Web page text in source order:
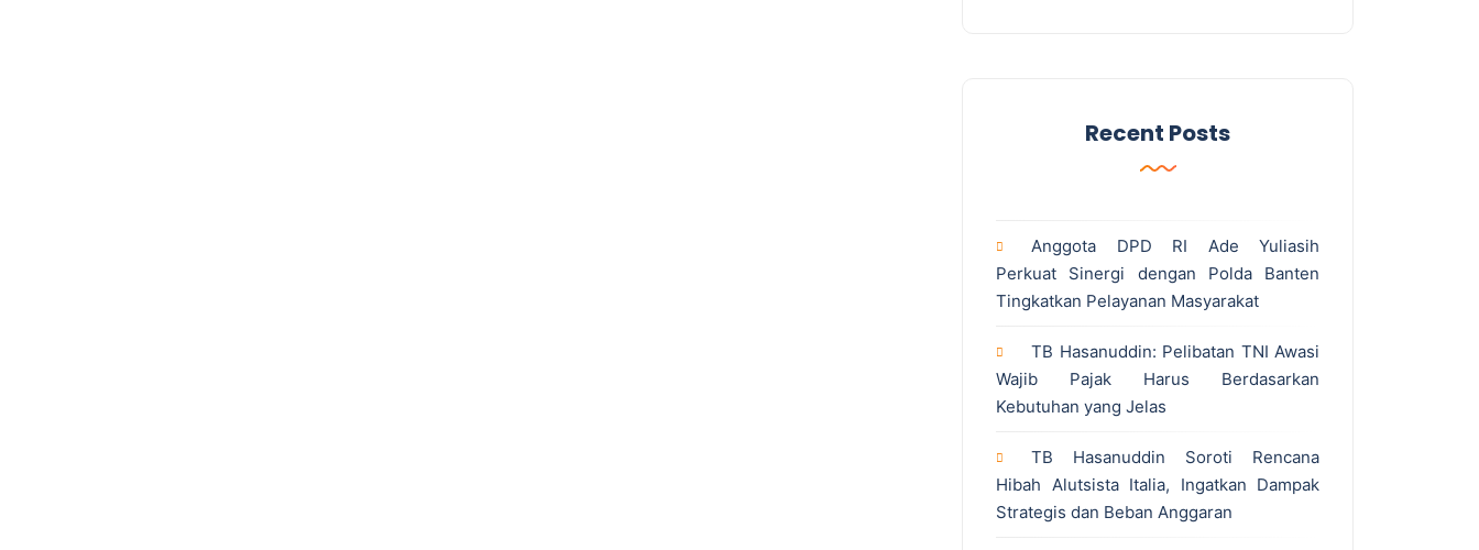
Recent Posts
Anggota DPD RI Ade Yuliasih
Perkuat Sinergi dengan Polda Banten
Tingkatkan Pelayanan Masyarakat
TB Hasanuddin: Pelibatan TNI Awasi
Wajib Pajak Harus Berdasarkan
Kebutuhan yang Jelas
TB Hasanuddin Soroti Rencana
Hibah Alutsista Italia, Ingatkan Dampak
Strategis dan Beban Anggaran